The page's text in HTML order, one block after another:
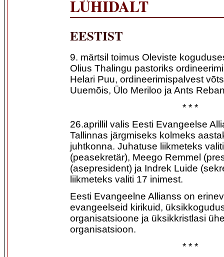
LÜHIDALT
EESTIST
9. märtsil toimus Oleviste
Olius Thalingu pastoriks
Helari Puu, ordineerimispalvest
Uuemõis, Ülo Meriloo ja Ants
* * *
26.aprillil valis Eesti Evangeelse
Tallinnas järgmiseks kolmeks
juhtkonna. Juhatuse liikmeteks
(peasekretär), Meego Remmel
(asepresident) ja Indrek Luide
liikmeteks valiti 17 inimest.
Eesti Evangeelne Allianss on
evangeelseid kirikuid,
organisatsioone ja üksikkristlasi
organisatsioon.
* * *